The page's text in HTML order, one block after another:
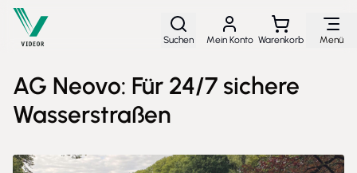
Direkt zum Inhalt
Suchen Mein Konto Warenkorb Menü
AG Neovo: Für 24/7 sichere
Wasserstraßen